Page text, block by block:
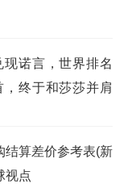
诺言，世界排名
终于和莎莎并肩
结算差价参考表(新
视点